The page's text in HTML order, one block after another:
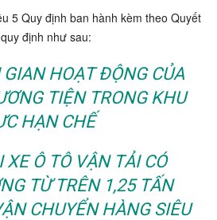
5 Quy định ban hành kèm theo Quyết
định như sau:
GIAN HOẠT ĐỘNG CỦA
TIỆN TRONG KHU
HẠN CHẾ
XE Ô TÔ VẬN TẢI CÓ
TỪ TRÊN 1,25 TẤN
CHUYỂN HÀNG SIÊU